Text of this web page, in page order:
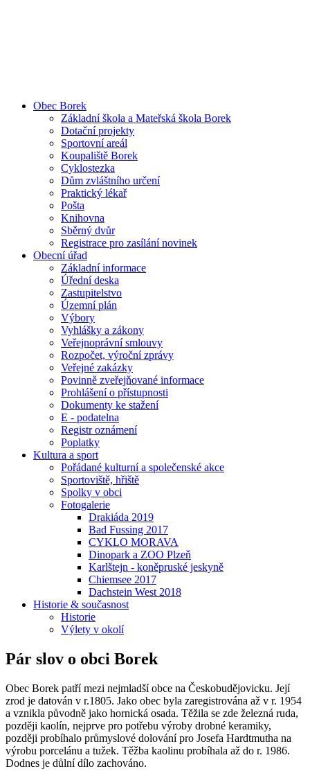
Obec Borek
Základní škola a Mateřská škola Borek
Dotační projekty
Sportovní areál
Koupaliště Borek
Cyklostezka
Dům zvláštního určení
Praktický lékař
Pošta
Knihovna
Sběrný dvůr
Registrace pro zasílání novinek
Obecní úřad
Základní informace
Úřední deska
Zastupitelstvo
Územní plán
Výbory
Vyhlášky a zákony
Veřejnoprávní smlouvy
Rozpočet, výroční zprávy
Veřejné zakázky
Povinně zveřejňované informace
Prohlášení o přístupnosti
Dokumenty ke stažení
E - podatelna
Registr oznámení
Poplatky
Kultura a sport
Pořádané kulturní a společenské akce
Sportoviště, hřiště
Spolky v obci
Fotogalerie
Drakiáda 2019
Bad Fussing 2017
CYKLO MORAVA
Dinopark a ZOO Plzeň
Karlštejn - koněpruské jeskyně
Chiemsee 2017
Dachstein West 2018
Historie & současnost
Historie
Výlety v okolí
Pár slov o obci Borek
Obec Borek patří mezi nejmladší obce na Českobudějovicku. Její
zrod je datován v r.1805. Jako obec byla zaregistrována až v r. 1954
a vznikla původně jako hornická osada. Těžila se zde železná ruda,
později kaolín, nejprve pro potřebu výroby drobné keramiky,
později probíhalo průmyslové dolování pro Josefa Hardtmutha na
výrobu porcelánu a tužek. Těžba kaolinu probíhala až do r. 1986.
Dodnes je důlní dílo zachováno.